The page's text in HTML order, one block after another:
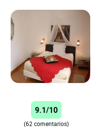
9.1/10
(62 comentarios)